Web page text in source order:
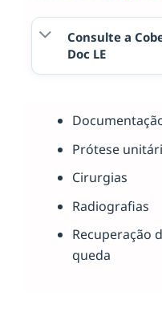
Consulte a
Doc LE
Prótese
Cirurgias
Radiografias
Recuperação
queda